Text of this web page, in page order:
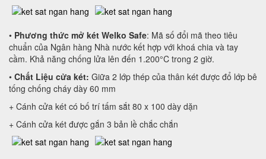
• Phương thức mở két Welko Safe: Mã số đổi mã theo tiêu
chuẩn của Ngân hàng Nhà nước kết hợp với khoá chia và tay
cầm. Khả năng chống lửa lên đến 1.200°C trong 2 giờ.
• Chất Liệu cửa két: Giữa 2 lớp thép của thân két được đổ lớp bê
tống chống cháy dày 60 mm
+ Cánh cửa két có bố trí tấm sắt 80 x 100 dày dặn
+ Cánh cửa két được gắn 3 bản lề chắc chắn